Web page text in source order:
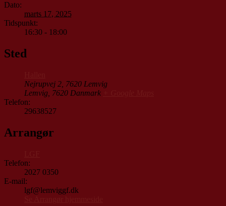
Dato:
marts 17, 2025
Tidspunkt:
16:30 - 18:00
Sted
Nejrupvej 2, 7620 Lemvig
Lemvig 7620 Danmark
Telefon:
29638527
Arrangør
Telefon:
2027 0350
E-mail:
lgf@lemviggf.dk